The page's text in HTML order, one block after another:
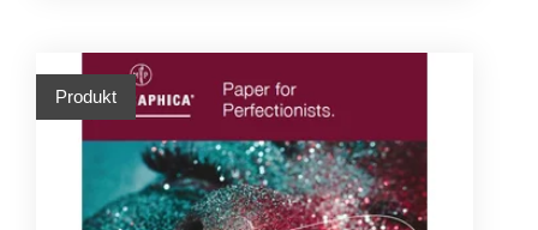
Produkt